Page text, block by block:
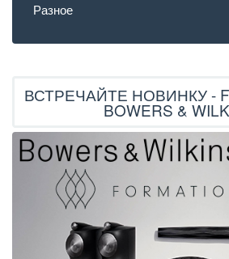
Разное
ВСТРЕЧАЙТЕ НОВИНКУ -
BOWERS &